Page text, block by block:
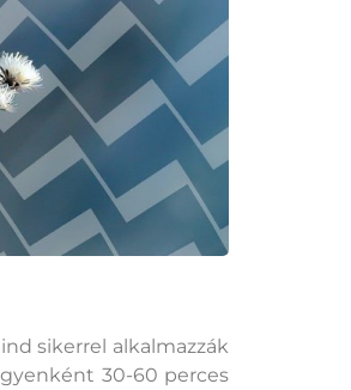
sikerrel alkalmazzák
30-60 perces